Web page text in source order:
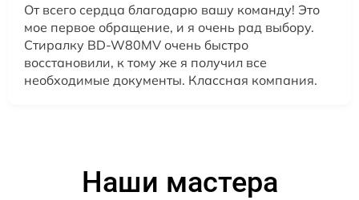
От всего сердца благодарю вашу команду! Это
мое первое обращение, и я очень рад выбору.
Стиралку BD-W80MV очень быстро
восстановили, к тому же я получил все
необходимые документы. Классная компания.
Наши мастера